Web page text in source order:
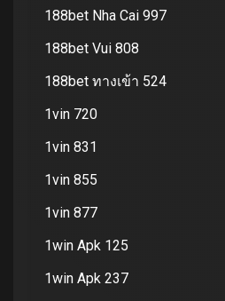
188bet Nha Cai 997
188bet Vui 808
188bet ทางเข้า 524
1vin 720
1vin 831
1vin 855
1vin 877
1win Apk 125
1win Apk 237